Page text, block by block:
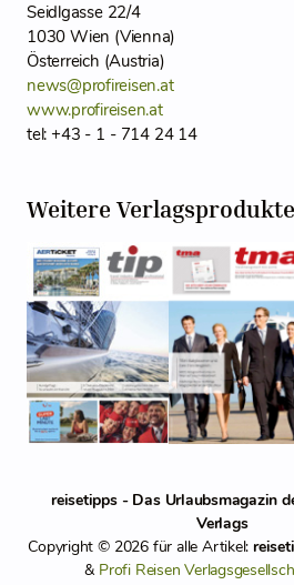
Seidlgasse 22/4
1030 Wien (Vienna)
Österreich (Austria)
news@profireisen.at
www.profireisen.at
tel: +43 - 1 - 714 24 14
Weitere Verlagsprodukte
reisetipps - Das Urlaubsmagazin
Verlags
Copyright © 2026 für alle Artikel:
& Profi Reisen